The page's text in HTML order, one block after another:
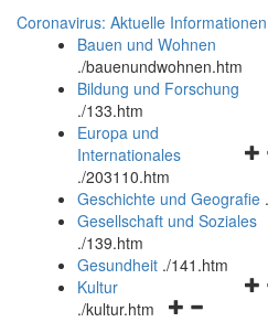
Coronavirus: Aktuelle Informationen
Bauen und Wohnen
./bauenundwohnen.htm
Bildung und Forschung
./133.htm
und
Europa und
Internationales
./203110.htm
Geschichte und Geografie .
Gesellschaft und Soziales
./139.htm
Gesundheit ./141.htm
Kultur
./kultur.htm